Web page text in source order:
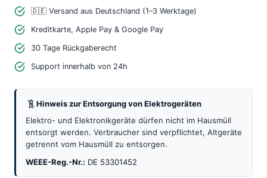
kompatibel
Mikrocontroller
Menge
🇩🇪 Versand aus Deutschland (1–3 Werktage)
Kreditkarte, Apple Pay & Google Pay
30 Tage Rückgaberecht
Support innerhalb von 24h
Hinweis zur Entsorgung von Elektrogeräten
Elektro- und Elektronikgeräte dürfen nicht im Hausmüll
entsorgt werden. Verbraucher sind verpflichtet, Altgeräte
getrennt vom Hausmüll zu entsorgen.
WEEE-Reg.-Nr.: DE 53301452